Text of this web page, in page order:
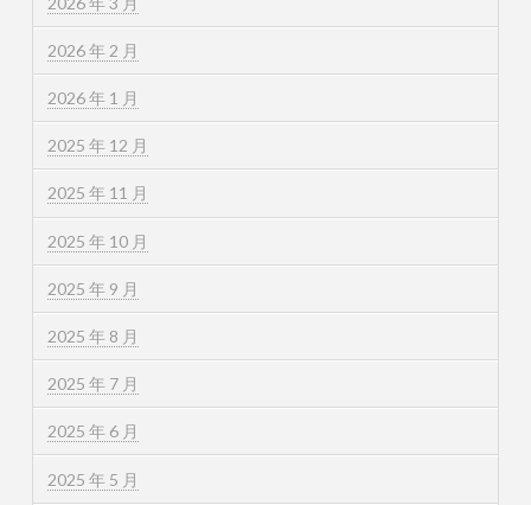
2026 年 2 月
2026 年 1 月
2025 年 12 月
2025 年 11 月
2025 年 10 月
2025 年 9 月
2025 年 8 月
2025 年 7 月
2025 年 6 月
2025 年 5 月